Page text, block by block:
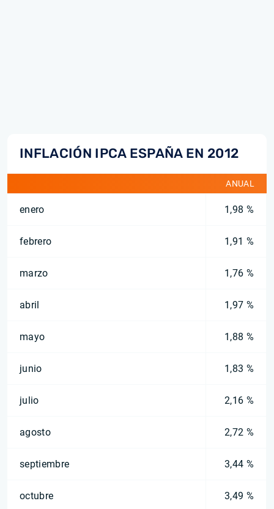
INFLACIÓN IPCA ESPAÑA EN 2012
ANUAL
enero 1,98 %
febrero 1,91 %
marzo 1,76 %
abril 1,97 %
mayo 1,88 %
junio 1,83 %
julio 2,16 %
agosto 2,72 %
septiembre 3,44 %
octubre 3,49 %